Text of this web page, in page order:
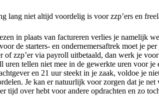
lang niet altijd voordelig is voor zzp’ers en
in plaats van factureren verlies je namelijk
de starters- en ondernemersaftrek moet je
of zzp’er via payroll uitbetaald, dan werk je
uren tellen niet mee in de gewerkte uren voor
en 21 uur steekt in je zaak, voldoe je
Je kan er natuurlijk voor zorgen dat je
tijd over hebt voor andere opdrachten en zo